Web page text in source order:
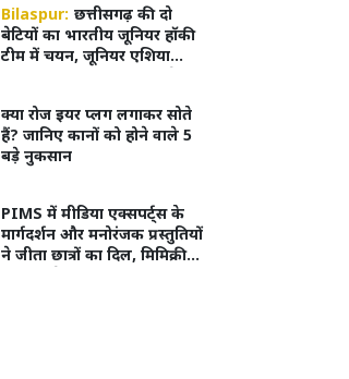
Bilaspur: छत्तीसगढ़ की दो
बेटियों का भारतीय जूनियर हॉकी
टीम में चयन, जूनियर एशिया
क्या रोज इयर प्लग लगाकर सोते
हैं? जानिए कानों को होने वाले 5
बड़े नुकसान
PIMS में मीडिया एक्सपर्ट्स के
मार्गदर्शन और मनोरंजक प्रस्तुतियों
ने जीता छात्रों का दिल, मिमिक्री